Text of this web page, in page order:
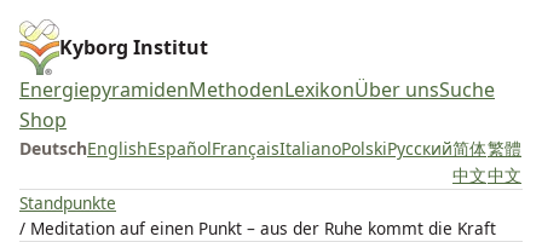
Kyborg Institut
EnergiepyramidenMethodenLexikonÜber unsSuche
Shop
DeutschEnglishEspañolFrançaisItalianoPolskiРусский简体
中文
繁體
中文
Standpunkte
/ Meditation auf einen Punkt – aus der Ruhe kommt die Kraft